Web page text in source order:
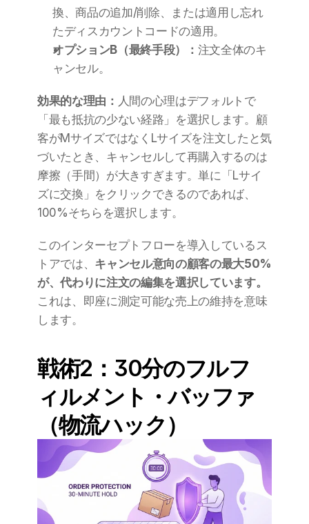
換、商品の追加/削除、または適用し忘れ
たディスカウントコードの適用。
オプションB（最終手段）： 注文全体のキ
ャンセル。
効果的な理由： 人間の心理はデフォルトで
「最も抵抗の少ない経路」を選択します。顧
客がMサイズではなくLサイズを注文したと気
づいたとき、キャンセルして再購入するのは
摩擦（手間）が大きすぎます。単に「Lサイ
ズに交換」をクリックできるのであれば、
100%そちらを選択します。
このインターセプトフローを導入しているス
トアでは、 キャンセル意向の顧客の最大50%
が、代わりに注文の編集を選択しています。
これは、即座に測定可能な売上の維持を意味
します。
戦術2：30分のフルフ
ィルメント・バッファ
（物流ハック）